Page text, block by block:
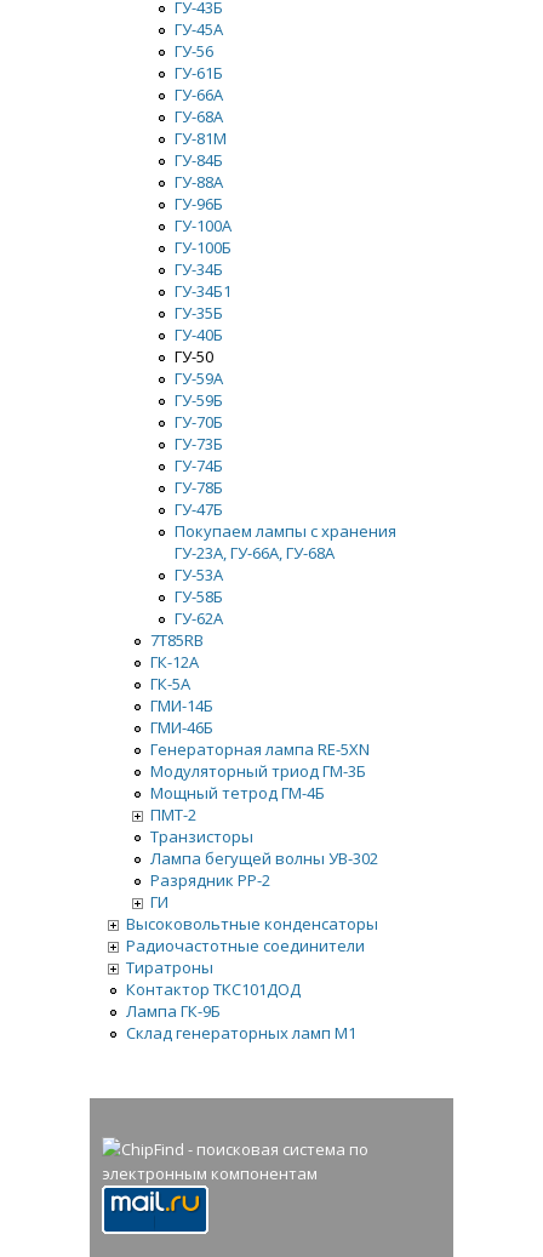
ГУ-43Б
ГУ-45А
ГУ-56
ГУ-61Б
ГУ-66A
ГУ-68А
ГУ-81М
ГУ-84Б
ГУ-88А
ГУ-96Б
ГУ-100А
ГУ-100Б
ГУ-34Б
ГУ-34Б1
ГУ-35Б
ГУ-40Б
ГУ-50
ГУ-59А
ГУ-59Б
ГУ-70Б
ГУ-73Б
ГУ-74Б
ГУ-78Б
ГУ-47Б
Покупаем лампы с хранения
ГУ-23А, ГУ-66А, ГУ-68А
ГУ-53А
ГУ-58Б
ГУ-62А
7Т85RB
ГК-12А
ГК-5А
ГМИ-14Б
ГМИ-46Б
Генераторная лампа RE-5XN
Модуляторный триод ГМ-3Б
Мощный тетрод ГМ-4Б
ПМТ-2
Транзисторы
Лампа бегущей волны УВ-302
Разрядник РР-2
ГИ
Высоковольтные конденсаторы
Радиочастотные соединители
Тиратроны
Контактор ТКС101ДОД
Лампа ГК-9Б
Склад генераторных ламп М1